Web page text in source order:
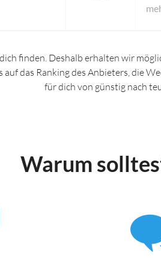
finden. Deshalb erhalten wir
das Ranking des Anbieters, die
für dich von günstig nach
Warum